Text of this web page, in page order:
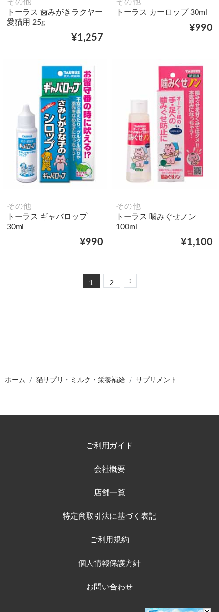
その他
トーラス 歯みがきラクヤー
愛猫用 25g
¥1,257
その他
トーラス カーロップ 30ml
¥990
その他
トーラス ギャバロップ
30ml
¥990
その他
トーラス 噛みぐせノン
100ml
¥1,100
1 2 Next
ホーム 猫サプリ・ミルク・栄養補給 サプリメント
ご利用ガイド
会社概要
店舗一覧
特定商取引法に基づく表記
ご利用規約
個人情報保護方針
お問い合わせ